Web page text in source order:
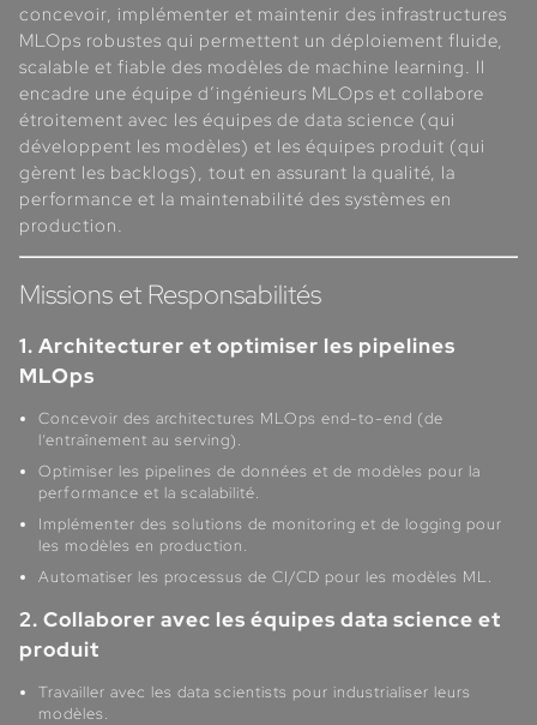
concevoir, implémenter et maintenir des infrastructures
MLOps robustes qui permettent un déploiement fluide,
scalable et fiable des modèles de machine learning. Il
encadre une équipe d’ingénieurs MLOps et collabore
étroitement avec les équipes de data science (qui
développent les modèles) et les équipes produit (qui
gèrent les backlogs), tout en assurant la qualité, la
performance et la maintenabilité des systèmes en
production.
Missions et Responsabilités
1. Architecturer et optimiser les pipelines
MLOps
Concevoir des architectures MLOps end-to-end (de
l’entraînement au serving).
Optimiser les pipelines de données et de modèles pour la
performance et la scalabilité.
Implémenter des solutions de monitoring et de logging pour
les modèles en production.
Automatiser les processus de CI/CD pour les modèles ML.
2. Collaborer avec les équipes data science et
produit
Travailler avec les data scientists pour industrialiser leurs
modèles.